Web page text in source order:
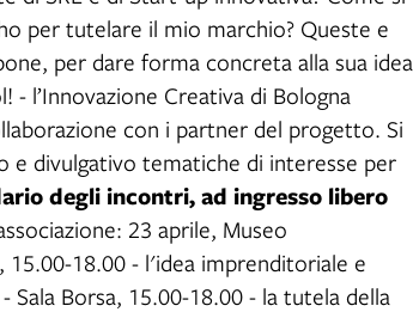
per tutelare il mio marchio? Queste e
per dare forma concreta alla sua idea
l’Innovazione Creativa di Bologna
con i partner del progetto. Si
divulgativo tematiche di interesse per
degli incontri, ad ingresso libero
23 aprile, Museo
15.00-18.00 - l'idea imprenditoriale e
Borsa, 15.00-18.00 - la tutela della